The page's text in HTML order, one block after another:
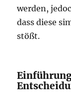
werden,
dass diese
stößt.